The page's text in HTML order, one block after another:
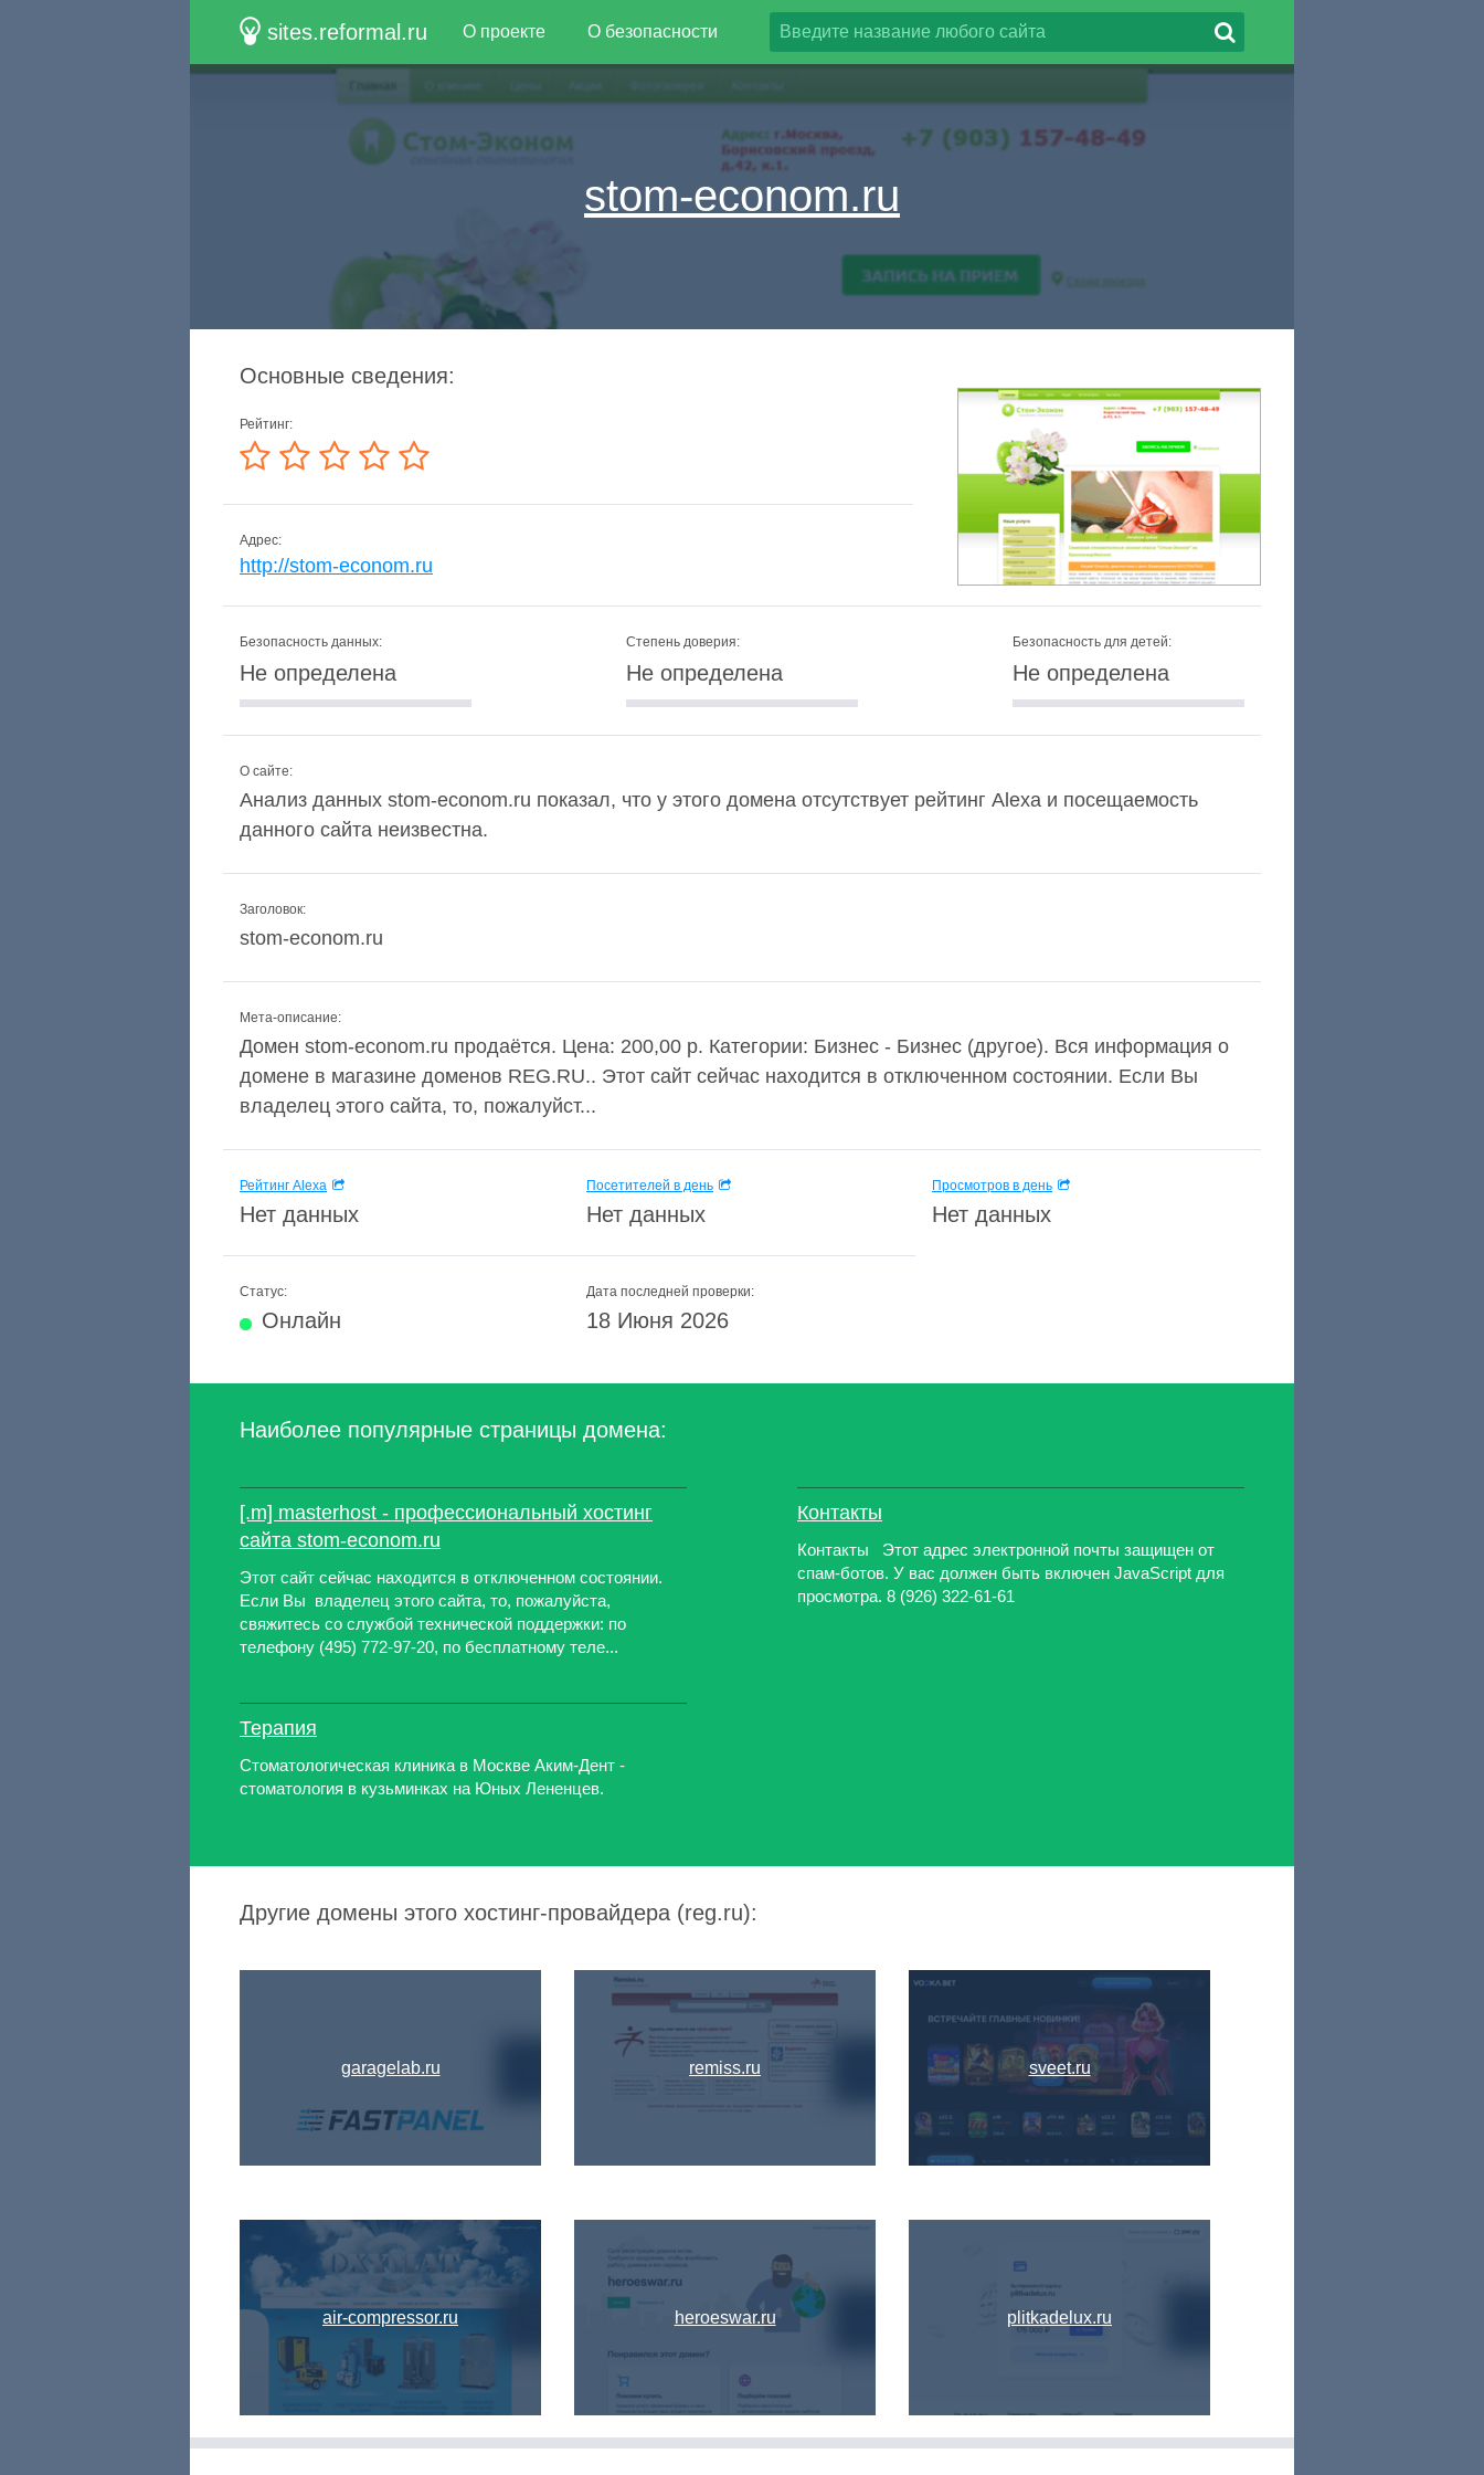
sites.reformal.ru О проекте О безопасности
stom-econom.ru
Основные сведения:
Рейтинг:
Адрес:
http://stom-econom.ru
Безопасность данных:
Не определена
Степень доверия:
Не определена
Безопасность для детей:
Не определена
О сайте:
Анализ данных stom-econom.ru показал, что у этого домена отсутствует рейтинг Alexa и посещаемость
данного сайта неизвестна.
Заголовок:
stom-econom.ru
Мета-описание:
Домен stom-econom.ru продаётся. Цена: 200,00 р. Категории: Бизнес - Бизнес (другое). Вся информация о
домене в магазине доменов REG.RU.. Этот сайт сейчас находится в отключенном состоянии. Если Вы
владелец этого сайта, то, пожалуйст...
Рейтинг Alexa
Нет данных
Посетителей в день
Нет данных
Просмотров в день
Нет данных
Статус:
Онлайн
Дата последней проверки:
18 Июня 2026
Наиболее популярные страницы домена:
[.m] masterhost - профессиональный хостинг
сайта stom-econom.ru
Этот сайт сейчас находится в отключенном состоянии.
Если Вы владелец этого сайта, то, пожалуйста,
свяжитесь со службой технической поддержки: по
телефону (495) 772-97-20, по бесплатному теле...
Терапия
Стоматологическая клиника в Москве Аким-Дент -
стоматология в кузьминках на Юных Лененцев.
Контакты
Контакты Этот адрес электронной почты защищен от
спам-ботов. У вас должен быть включен JavaScript для
просмотра. 8 (926) 322-61-61
Другие домены этого хостинг-провайдера (reg.ru):
garagelab.ru
air-compressor.ru
remiss.ru
heroeswar.ru
sveet.ru
plitkadelux.ru